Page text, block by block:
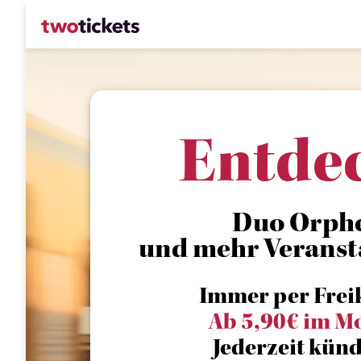
Duo
und mehr
Immer per
Ab 5,90€ im
Jederzeit